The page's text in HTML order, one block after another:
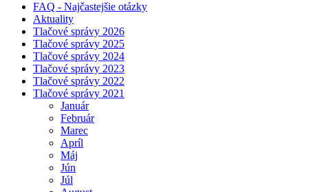
FAQ - Najčastejšie otázky
Aktuality
Tlačové správy 2026
Tlačové správy 2025
Tlačové správy 2024
Tlačové správy 2023
Tlačové správy 2022
Tlačové správy 2021
Január
Február
Marec
Apríl
Máj
Jún
Júl